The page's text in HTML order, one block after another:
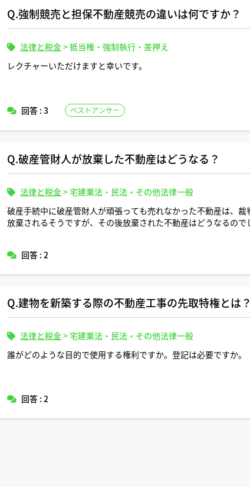
Q.強制競売と担保不動産競売の違いは何ですか？
法律と税金>抵当権・強制執行・差押え
レクチャーいただけますと幸いです。
回答 : 3 ベストアンサー
Q.破産管財人が放棄した不動産はどうなる？
法律と税金>宅建業法・民法・その他法律一般
破産手続中に破産管財人が頑張っても売れなかった不動産は、
放棄されるそうですが、その後放棄された不動産はどうなるので
回答 : 2
Q.建物を新築する際の不動産工事の先取特権とは？
法律と税金>宅建業法・民法・その他法律一般
誰がどのような目的で使用する権利ですか。登記は必要ですか。
回答 : 2